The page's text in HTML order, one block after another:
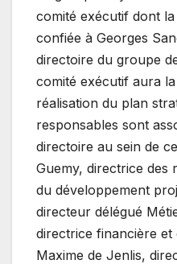
comité exécutif dont
confiée à Georges
directoire du groupe
comité exécutif aura
réalisation du plan
responsables sont
directoire au sein de
Guemy, directrice des
du développement
directeur délégué
directrice financière
Maxime de Jenlis,